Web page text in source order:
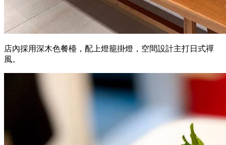
店內採用深木色餐檯，配上燈籠掛燈，空間設計主打日式禪
風。